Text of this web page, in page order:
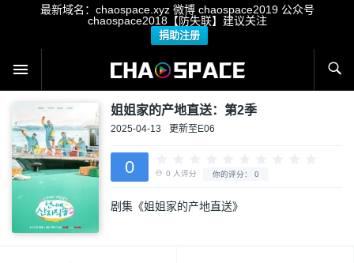
最新域名：chaospace.xyz 微博 chaospace2019 公众号
chaospace2018【防失联】建议关注
捐助注册
姐姐家的产地直送：第2季
2025-04-13 更新至E06
0
剧集《姐姐家的产地直送》